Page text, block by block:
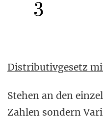
Distributivgesetz
Stehen an den
Zahlen sondern